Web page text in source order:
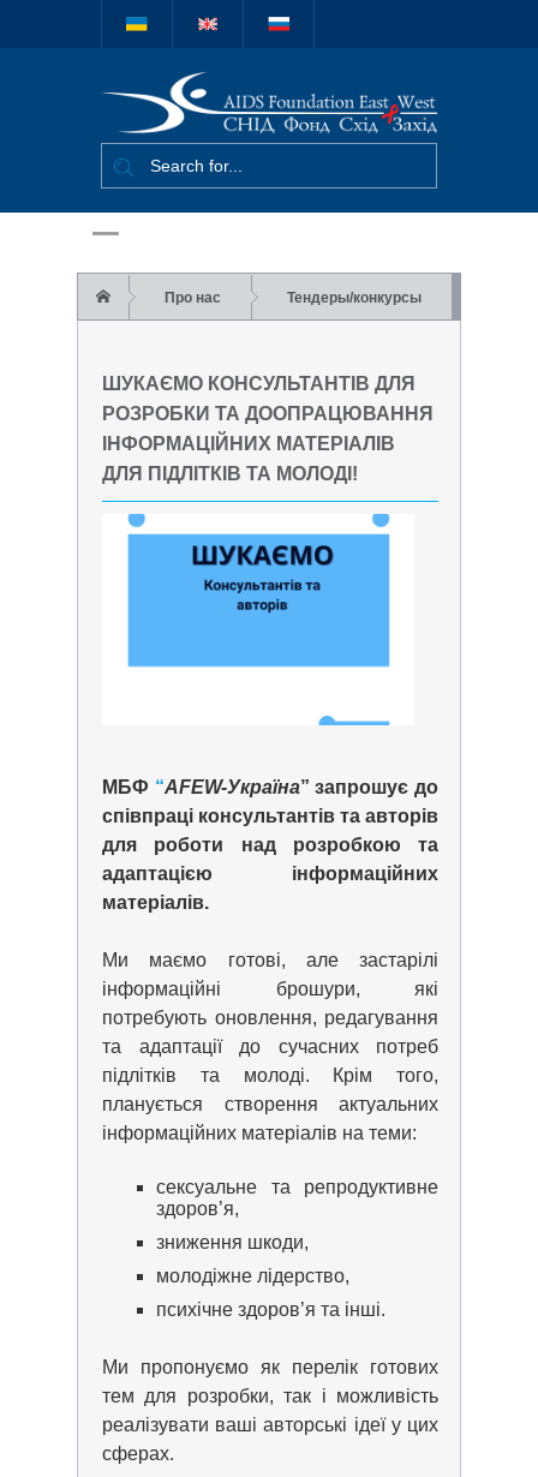
Міжнародний
благодійний
фонд "СНІД
Захід"
Про нас Тендеры/конкурсы
доопрацювання інформаційних матеріалів
для підлітків та молоді!
ШУКАЄМО КОНСУЛЬТАНТІВ ДЛЯ
РОЗРОБКИ ТА ДООПРАЦЮВАННЯ
ІНФОРМАЦІЙНИХ МАТЕРІАЛІВ
ДЛЯ ПІДЛІТКІВ ТА МОЛОДІ!
МБФ “AFEW-Україна”запрошує до
співпраці консультантів та авторів
для роботи над розробкою та
адаптацією інформаційних
матеріалів.
Ми маємо готові, але застарілі
інформаційні брошури, які
потребують оновлення, редагування
та адаптації до сучасних потреб
підлітків та молоді. Крім того,
планується створення актуальних
інформаційних матеріалів на теми:
сексуальне та репродуктивне
здоров’я,
зниження шкоди,
молодіжне лідерство,
психічне здоров’я та інші.
Ми пропонуємо як перелік готових
тем для розробки, так і можливість
реалізувати ваші авторські ідеї у цих
сферах.